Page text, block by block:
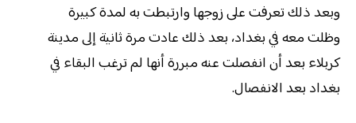
وبعد ذلك تعرفت على زوجها وارتبطت به لمدة كبيرة
وظلت معه في بغداد، بعد ذلك عادت مرة ثانية إلى مدينة
كربلاء بعد أن انفصلت عنه مبررة أنها لم ترغب البقاء في
بغداد بعد الانفصال.